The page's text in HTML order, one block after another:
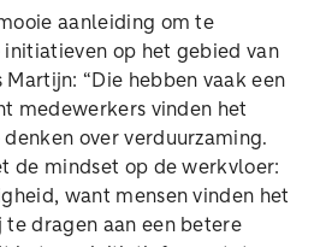
aanleiding om te
op het gebied van
“Die hebben vaak een
medewerkers vinden het
over verduurzaming.
de mindset op de werkvloer:
want mensen vinden het
dragen aan een betere